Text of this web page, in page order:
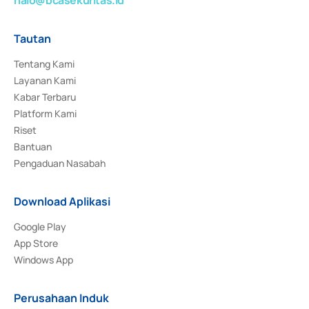
Tautan
Tentang Kami
Layanan Kami
Kabar Terbaru
Platform Kami
Riset
Bantuan
Pengaduan Nasabah
Download Aplikasi
Google Play
App Store
Windows App
Perusahaan Induk